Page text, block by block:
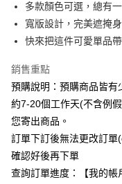
悠遊付
Google Pay
全支付
【關於「AFTEE先享後付」】
AFTEE先享後付是「在收到
便利好安心！
１．簡單：不需註冊會員、
２．便利：只要手機號碼，
ATM付款
運送方式
多款顏色可選，總有
寬版設計，完美遮掩
快來把這件可愛單品
銷售重點
預購說明：預購商品皆有
約7-20個工作天(不含例
您寄出商品。
訂單下訂後無法更改訂
確認好後再下單
查詢訂單進度：【我的